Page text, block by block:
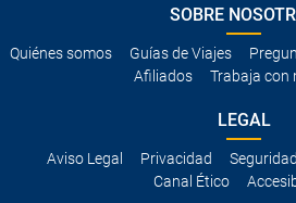
SOBRE
Quiénes somos Guías de Viajes
Afiliados
Trabaja con
LEGAL
Aviso Legal Privacidad Seguridad
Canal Ético